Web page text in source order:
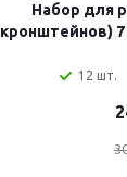
Набор для
кронштейнов) 7
12 шт.